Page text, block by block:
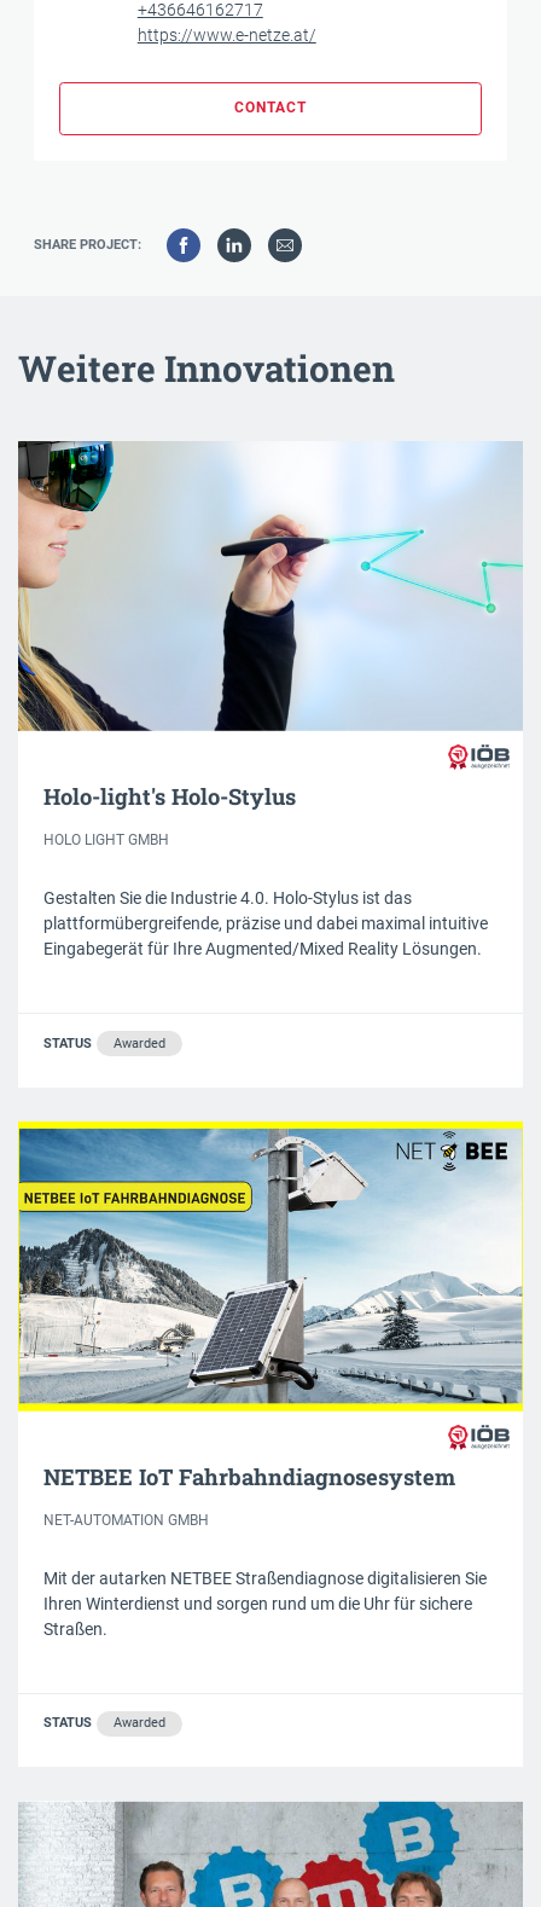
+436646162717
https://www.e-netze.at/
CONTACT
SHARE PROJECT:
Weitere Innovationen
Holo-light's Holo-Stylus
HOLO LIGHT GMBH
Gestalten Sie die Industrie 4.0. Holo-Stylus ist das
plattformübergreifende, präzise und dabei maximal intuitive
Eingabegerät für Ihre Augmented/Mixed Reality Lösungen.
STATUS Awarded
NETBEE IoT Fahrbahndiagnosesystem
NET-AUTOMATION GMBH
Mit der autarken NETBEE Straßendiagnose digitalisieren Sie
Ihren Winterdienst und sorgen rund um die Uhr für sichere
Straßen.
STATUS Awarded